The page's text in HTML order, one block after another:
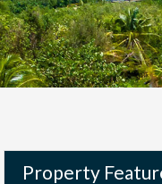
Property